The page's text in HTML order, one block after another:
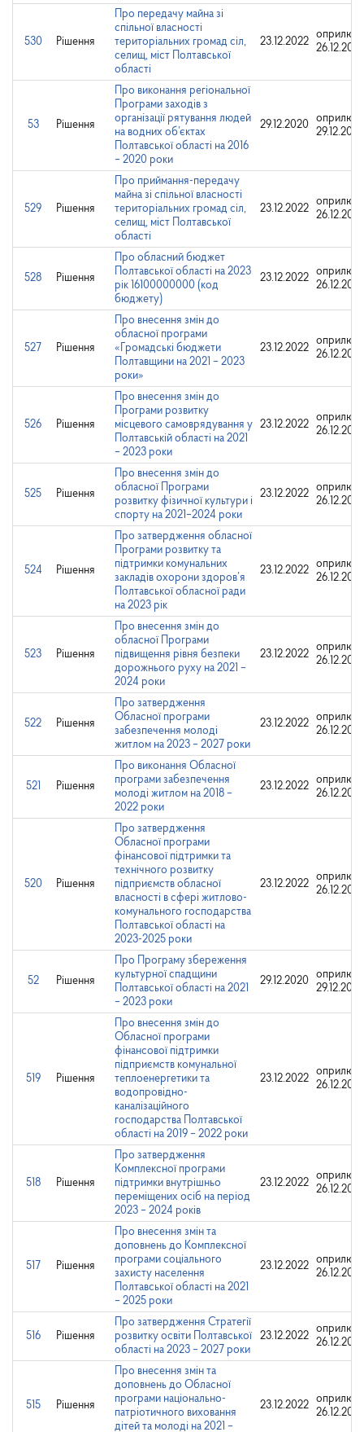
530 Рішення
Про передачу майна зі
спільної власності
територіальних громад сіл,
селищ, міст Полтавської
області
23.12.2022
26.12.2022
53 Рішення
Про виконання регіональної
Програми заходів з
організації рятування людей
на водних об’єктах
Полтавської області на 2016
– 2020 роки
29.12.2020
29.12.2020
529 Рішення
Про приймання-передачу
майна зі спільної власності
територіальних громад сіл,
селищ, міст Полтавської
області
23.12.2022
26.12.2022
528 Рішення
Про обласний бюджет
Полтавської області на 2023
рік 16100000000 (код
бюджету)
23.12.2022
26.12.2022
527 Рішення
Про внесення змін до
обласної програми
«Громадські бюджети
Полтавщини на 2021 – 2023
роки»
23.12.2022
26.12.2022
526 Рішення
Про внесення змін до
Програми розвитку
місцевого самоврядування у
Полтавській області на 2021
– 2023 роки
23.12.2022
26.12.2022
525 Рішення
Про внесення змін до
обласної Програми
розвитку фізичної культури і
спорту на 2021–2024 роки
23.12.2022
26.12.2022
524 Рішення
Про затвердження обласної
Програми розвитку та
підтримки комунальних
закладів охорони здоров’я
Полтавської обласної ради
на 2023 рік
23.12.2022
26.12.2022
523 Рішення
Про внесення змін до
обласної Програми
підвищення рівня безпеки
дорожнього руху на 2021 –
2024 роки
23.12.2022
26.12.2022
522 Рішення
Про затвердження
Обласної програми
забезпечення молоді
житлом на 2023 – 2027 роки
23.12.2022
26.12.2022
521 Рішення
Про виконання Обласної
програми забезпечення
молоді житлом на 2018 –
2022 роки
23.12.2022
26.12.2022
520 Рішення
Про затвердження
Обласної програми
фінансової підтримки та
технічного розвитку
підприємств обласної
власності в сфері житлово-
комунального господарства
Полтавської області на
2023-2025 роки
23.12.2022
26.12.2022
52 Рішення
Про Програму збереження
культурної спадщини
Полтавської області на 2021
– 2023 роки
29.12.2020
29.12.2020
519 Рішення
Про внесення змін до
Обласної програми
фінансової підтримки
підприємств комунальної
теплоенергетики та
водопровідно-
каналізаційного
господарства Полтавської
області на 2019 – 2022 роки
23.12.2022
26.12.2022
518 Рішення
Про затвердження
Комплексної програми
підтримки внутрішньо
переміщених осіб на період
2023 – 2024 років
23.12.2022
26.12.2022
517 Рішення
Про внесення змін та
доповнень до Комплексної
програми соціального
захисту населення
Полтавської області на 2021
– 2025 роки
23.12.2022
26.12.2022
516 Рішення
Про затвердження Стратегії
розвитку освіти Полтавської
області на 2023 – 2027 роки
23.12.2022
26.12.2022
515 Рішення
Про внесення змін та
доповнень до Обласної
програми національно-
патріотичного виховання
дітей та молоді на 2021 –
23.12.2022
26.12.2022